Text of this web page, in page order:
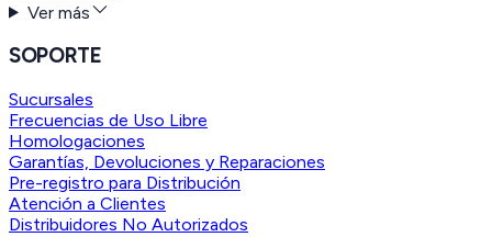
Ver más
SOPORTE
Sucursales
Frecuencias de Uso Libre
Homologaciones
Garantías, Devoluciones y Reparaciones
Pre-registro para Distribución
Atención a Clientes
Distribuidores No Autorizados